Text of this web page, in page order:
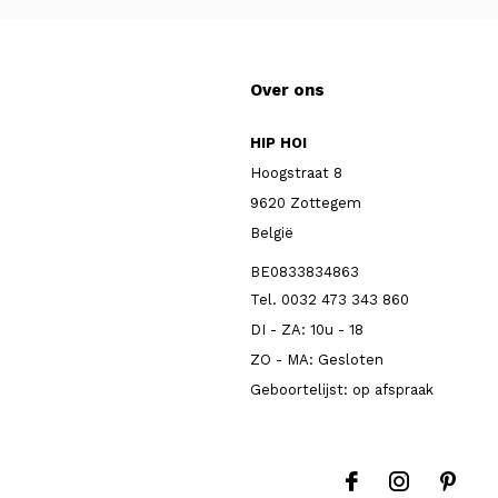
Over ons
HIP HOI
Hoogstraat 8
9620 Zottegem
België
BE0833834863
Tel. 0032 473 343 860
DI - ZA: 10u - 18
ZO - MA: Gesloten
Geboortelijst: op afspraak